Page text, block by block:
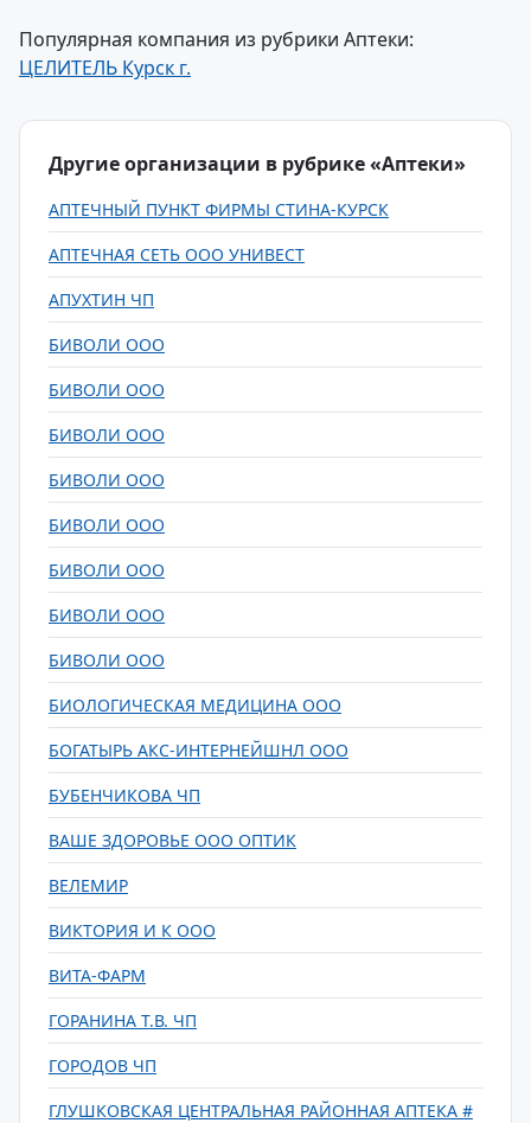
Популярная компания из рубрики Аптеки:
ЦЕЛИТЕЛЬ Курск г.
Другие организации в рубрике «Аптеки»
АПТЕЧНЫЙ ПУНКТ ФИРМЫ СТИНА-КУРСК
АПТЕЧНАЯ СЕТЬ ООО УНИВЕСТ
АПУХТИН ЧП
БИВОЛИ ООО
БИВОЛИ ООО
БИВОЛИ ООО
БИВОЛИ ООО
БИВОЛИ ООО
БИВОЛИ ООО
БИВОЛИ ООО
БИВОЛИ ООО
БИОЛОГИЧЕСКАЯ МЕДИЦИНА ООО
БОГАТЫРЬ АКС-ИНТЕРНЕЙШНЛ ООО
БУБЕНЧИКОВА ЧП
ВАШЕ ЗДОРОВЬЕ ООО ОПТИК
ВЕЛЕМИР
ВИКТОРИЯ И К ООО
ВИТА-ФАРМ
ГОРАНИНА Т.В. ЧП
ГОРОДОВ ЧП
ГЛУШКОВСКАЯ ЦЕНТРАЛЬНАЯ РАЙОННАЯ АПТЕКА #